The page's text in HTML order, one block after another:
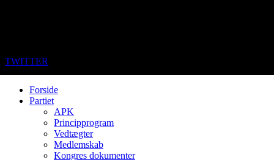
TWITTER
Forside
Partiet
APK
Principprogram
Vedtægter
Medlemskab
Kongres dokumenter